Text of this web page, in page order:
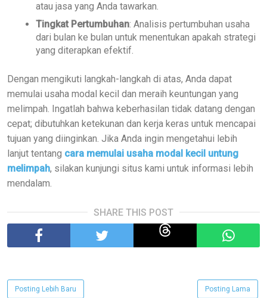
atau jasa yang Anda tawarkan.
Tingkat Pertumbuhan: Analisis pertumbuhan usaha
dari bulan ke bulan untuk menentukan apakah strategi
yang diterapkan efektif.
Dengan mengikuti langkah-langkah di atas, Anda dapat
memulai usaha modal kecil dan meraih keuntungan yang
melimpah. Ingatlah bahwa keberhasilan tidak datang dengan
cepat; dibutuhkan ketekunan dan kerja keras untuk mencapai
tujuan yang diinginkan. Jika Anda ingin mengetahui lebih
lanjut tentang cara memulai usaha modal kecil untung
melimpah, silakan kunjungi situs kami untuk informasi lebih
mendalam.
SHARE THIS POST
Posting Lebih Baru Posting Lama